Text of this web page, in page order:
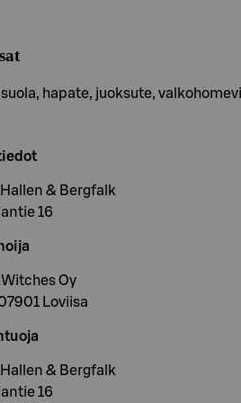
suola, hapate, juoksute,
& Bergfalk
16
Oy
Loviisa
& Bergfalk
16